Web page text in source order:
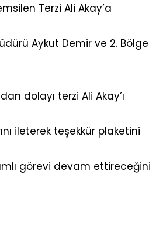
Terzi Ali Akay’a
Aykut Demir ve 2. Bölge
dolayı terzi Ali Akay’ı
ileterek teşekkür plaketini
görevi devam ettireceğini